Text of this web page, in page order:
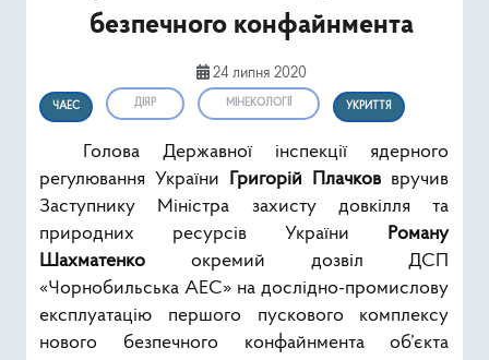
безпечного конфайнмента
24 липня 2020
ЧАЕС ДІЯР МІНЕКОЛОГІЇ УКРИТТЯ
Голова Державної інспекції ядерного
регулювання України
Григорій Плачков вручив
Заступнику Міністра захисту довкілля та
природних ресурсів України
Роману
Шахматенко окремий дозвіл ДСП
«Чорнобильська АЕС» на дослідно-промислову
експлуатацію першого пускового комплексу
нового безпечного конфайнмента об’єкта